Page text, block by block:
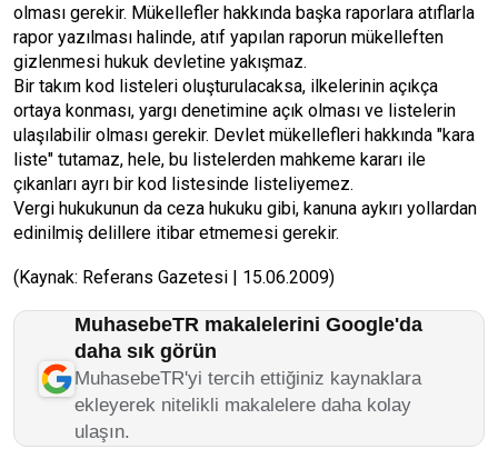
olması gerekir. Mükellefler hakkında başka raporlara atıflarla
rapor yazılması halinde, atıf yapılan raporun mükelleften
gizlenmesi hukuk devletine yakışmaz.
Bir takım kod listeleri oluşturulacaksa, ilkelerinin açıkça
ortaya konması, yargı denetimine açık olması ve listelerin
ulaşılabilir olması gerekir. Devlet mükellefleri hakkında "kara
liste" tutamaz, hele, bu listelerden mahkeme kararı ile
çıkanları ayrı bir kod listesinde listeliyemez.
Vergi hukukunun da ceza hukuku gibi, kanuna aykırı yollardan
edinilmiş delillere itibar etmemesi gerekir.
(Kaynak: Referans Gazetesi | 15.06.2009)
MuhasebeTR makalelerini Google'da
daha sık görün
MuhasebeTR'yi tercih ettiğiniz kaynaklara
ekleyerek nitelikli makalelere daha kolay
ulaşın.